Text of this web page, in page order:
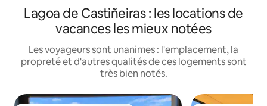
Lagoa de Castiñeiras : les locations de
vacances les mieux notées
Les voyageurs sont unanimes : l'emplacement, la
propreté et d'autres qualités de ces logements sont
très bien notés.